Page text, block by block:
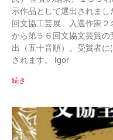
示作品として選出されま
回文協工芸展 入選作家２
から第５６回文協文芸賞
出（五十音順）。受賞者
されます。 Igor
続き